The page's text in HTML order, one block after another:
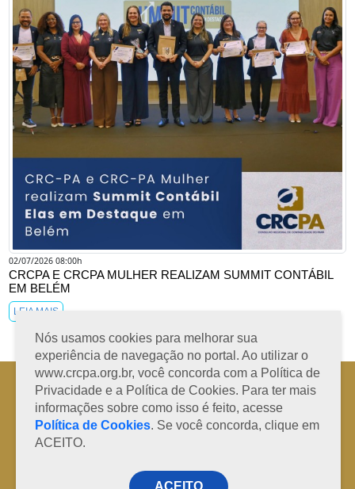
02/07/2026 08:00h
CRCPA E CRCPA MULHER REALIZAM SUMMIT CONTÁBIL
EM BELÉM
LEIA MAIS
Nós usamos cookies para melhorar sua
experiência de navegação no portal. Ao utilizar o
www.crcpa.org.br, você concorda com a Política de
Privacidade e a Política de Cookies. Para ter mais
informações sobre como isso é feito, acesse
Política de Cookies. Se você concorda, clique em
ACEITO.
ACEITO
Horário de Atendimento: 08h às 12h e 13h às 17h de segunda à sexta-
feira
Fone: +55 91 3202-4150 | E-mail: protocolo@crcpa.org.br
Copyright 2014/2026 | Todos os direitos reservados ao CRC-PA